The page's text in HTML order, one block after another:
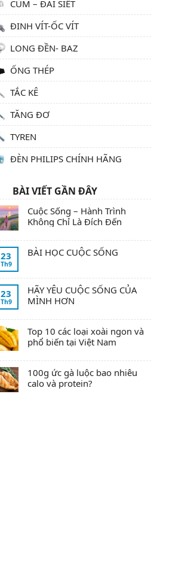
CÙM – ĐAI SIẾT
ĐINH VÍT-ỐC VÍT
LONG ĐỀN- BAZ
ỐNG THÉP
TẮC KÊ
TĂNG ĐƠ
TYREN
ĐÈN PHILIPS CHÍNH HÃNG
BÀI VIẾT GẦN ĐÂY
Cuộc Sống – Hành Trình
Không Chỉ Là Đích Đến
23
Th9
BÀI HỌC CUỘC SỐNG
23
Th9
HÃY YÊU CUỘC SỐNG CỦA
MÌNH HƠN
Top 10 các loại xoài ngon và
phổ biến tại Việt Nam
100g ức gà luộc bao nhiêu
calo và protein?